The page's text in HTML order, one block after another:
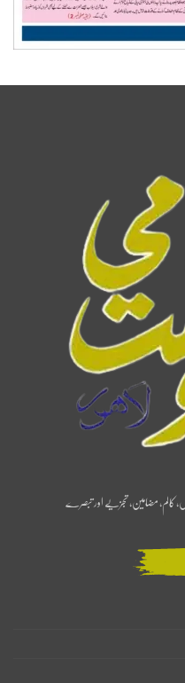
کالم، مضامین، تجزیے اور تبصرے